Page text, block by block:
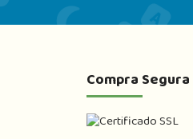
Compra Segura